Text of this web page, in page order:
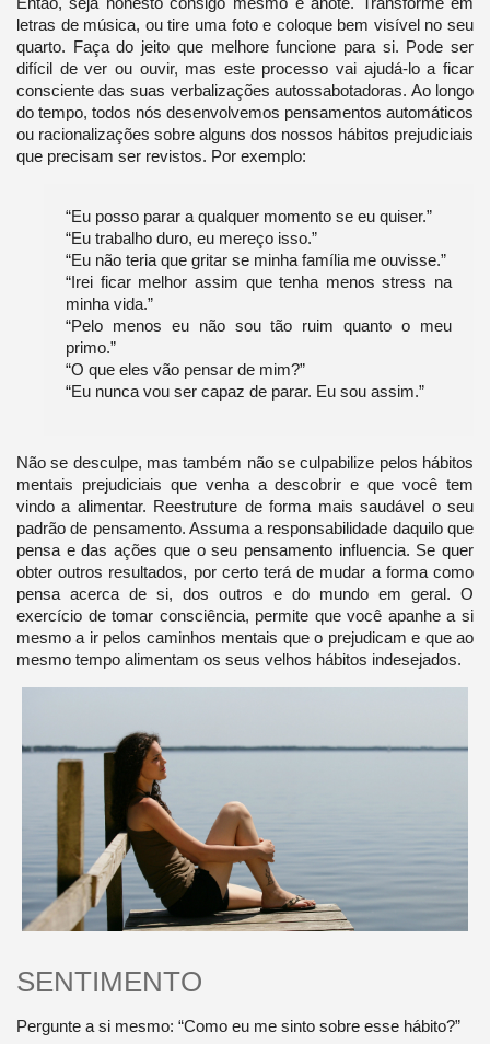
letras de música, ou tire uma foto e coloque bem visível no seu
quarto. Faça do jeito que melhore funcione para si. Pode ser
difícil de ver ou ouvir, mas este processo vai ajudá-lo a ficar
consciente das suas verbalizações autossabotadoras. Ao longo
do tempo, todos nós desenvolvemos pensamentos automáticos
ou racionalizações sobre alguns dos nossos hábitos prejudiciais
que precisam ser revistos. Por exemplo:
“Eu posso parar a qualquer momento se eu quiser.”
“Eu trabalho duro, eu mereço isso.”
“Eu não teria que gritar se minha família me ouvisse.”
“Irei ficar melhor assim que tenha menos stress na
minha vida.”
“Pelo menos eu não sou tão ruim quanto o meu
primo.”
“O que eles vão pensar de mim?”
“Eu nunca vou ser capaz de parar. Eu sou assim.”
Não se desculpe, mas também não se culpabilize pelos hábitos
mentais prejudiciais que venha a descobrir e que você tem
vindo a alimentar. Reestruture de forma mais saudável o seu
padrão de pensamento. Assuma a responsabilidade daquilo que
pensa e das ações que o seu pensamento influencia. Se quer
obter outros resultados, por certo terá de mudar a forma como
pensa acerca de si, dos outros e do mundo em geral. O
exercício de tomar consciência, permite que você apanhe a si
mesmo a ir pelos caminhos mentais que o prejudicam e que ao
mesmo tempo alimentam os seus velhos hábitos indesejados.
SENTIMENTO
Pergunte a si mesmo: “Como eu me sinto sobre esse hábito?”